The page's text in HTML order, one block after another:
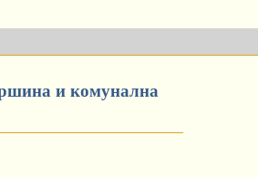
и комунална